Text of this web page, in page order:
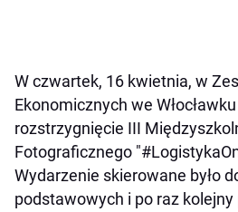
W czwartek, 16 kwietnia, w
Ekonomicznych we
rozstrzygnięcie III
Fotograficznego
Wydarzenie skierowane było
podstawowych i po raz kolejny